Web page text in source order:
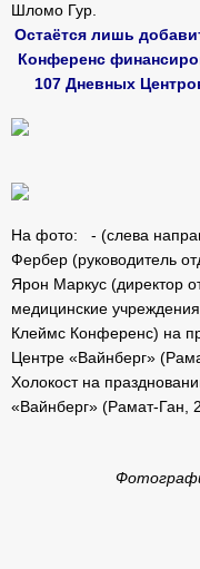
Шломо Гур.
Остаётся лишь
Конференс
107 Дневных
На фото: - (слева
Фербер (руководитель
Ярон Маркус (директор
медицинские
Клеймс Конференс) на
Центре «Вайнберг»
Холокост на
«Вайнберг» (Рамат-Ган,